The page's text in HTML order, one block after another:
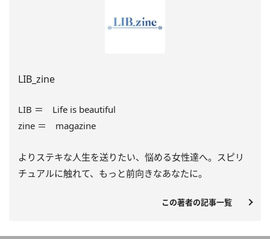
LIB_zine
LIB ＝ Life is beautiful
zine ＝ magazine
よりステキな人生を送りたい、悩める女性達へ。スピリ
チュアルに触れて、もっと前向きなあなたに。
この著者の記事一覧